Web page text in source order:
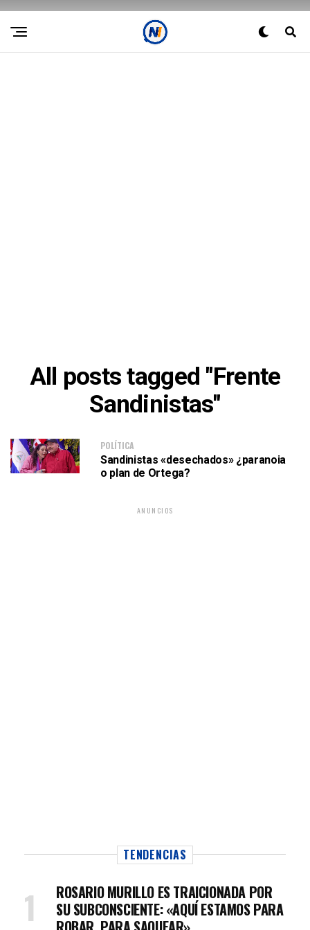
All posts tagged "Frente
Sandinistas"
POLÍTICA
Sandinistas «desechados» ¿paranoia
o plan de Ortega?
ANUNCIOS
TENDENCIAS
ROSARIO MURILLO ES TRAICIONADA POR
SU SUBCONSCIENTE: «AQUÍ ESTAMOS PARA